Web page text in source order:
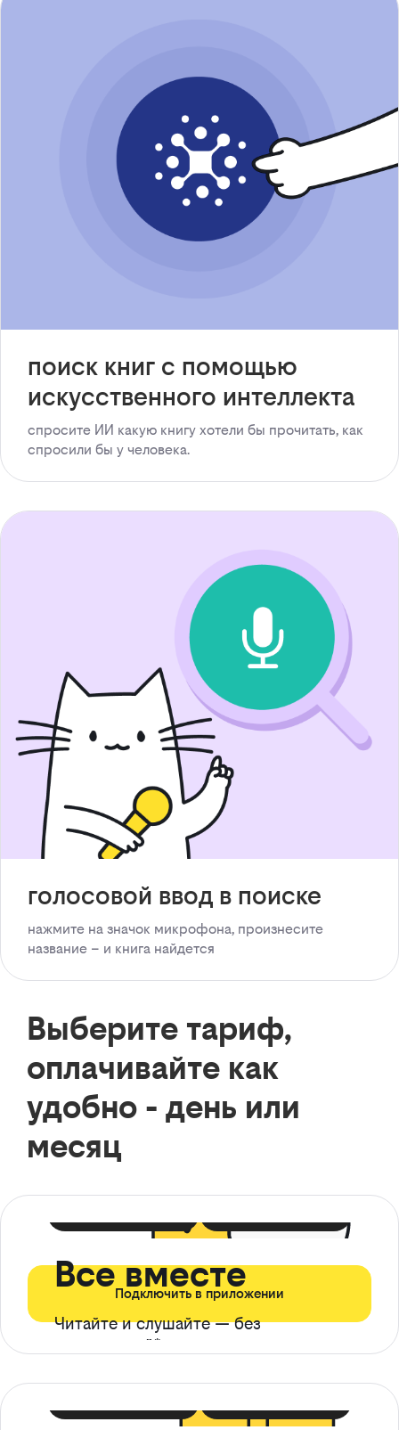
поиск книг с помощью
искусственного интеллекта
спросите ИИ какую книгу хотели бы прочитать, как
спросили бы у человека.
голосовой ввод в поиске
нажмите на значок микрофона, произнесите
название – и книга найдется
Выберите тариф,
оплачивайте как
удобно - день или
месяц
Все вместе
Читайте и слушайте — без
ограничений*
Подключить в приложении